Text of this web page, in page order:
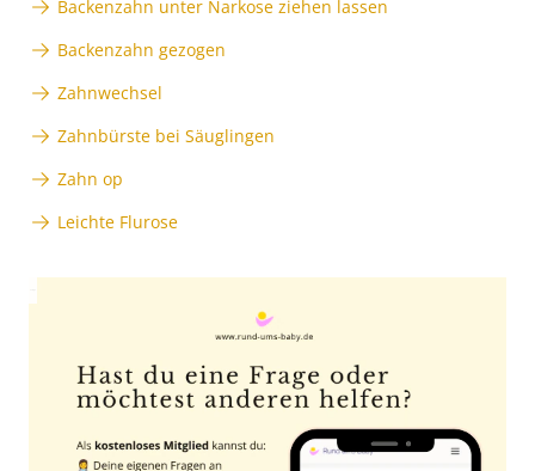
Backenzahn unter Narkose ziehen lassen
Backenzahn gezogen
Zahnwechsel
Zahnbürste bei Säuglingen
Zahn op
Leichte Flurose